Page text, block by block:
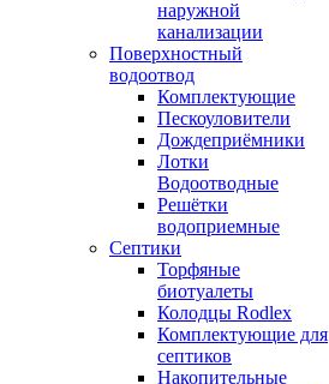
наружной
канализации
Поверхностный
водоотвод
Комплектующие
Пескоуловители
Дождеприёмники
Лотки
Водоотводные
Решётки
водоприемные
Септики
Торфяные
биотуалеты
Колодцы Rodlex
Комплектующие для
септиков
Накопительные